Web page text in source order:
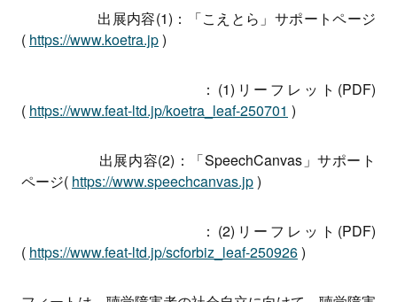
出展内容(1)：「こえとら」サポートページ
( https://www.koetra.jp)
：(1)リーフレット(PDF)
( https://www.feat-ltd.jp/koetra_leaf-250701 )
出展内容(2)：「SpeechCanvas」サポート
ページ( https://www.speechcanvas.jp)
：(2)リーフレット(PDF)
( https://www.feat-ltd.jp/scforbiz_leaf-250926)